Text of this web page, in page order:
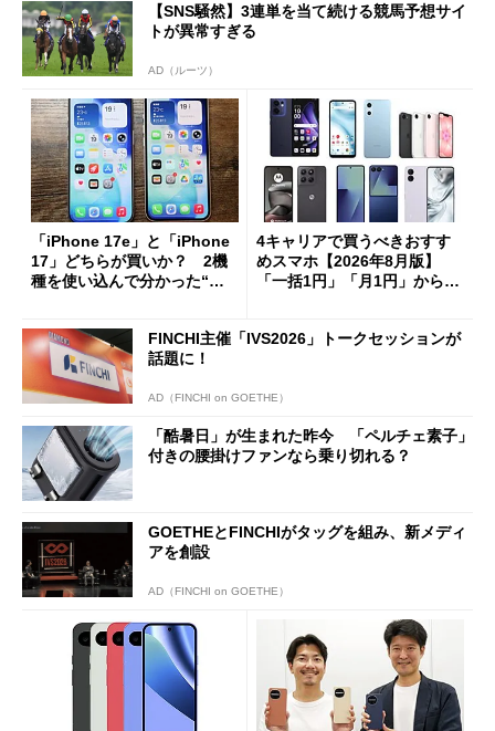
【SNS騒然】3連単を当て続ける競馬予想サイ
トが異常すぎる
AD（ルーツ）
「iPhone 17e」と「iPhone
17」どちらが買いか？ 2機
種を使い込んで分かった“ス
4キャリアで買うべきおすす
めスマホ【2026年8月版】
「一括1円」「月1円」からお
FINCHI主催「IVS2026」トークセッションが
話題に！
AD（FINCHI on GOETHE）
「酷暑日」が生まれた昨今 「ペルチェ素子」
付きの腰掛けファンなら乗り切れる？
GOETHEとFINCHIがタッグを組み、新メディ
アを創設
AD（FINCHI on GOETHE）